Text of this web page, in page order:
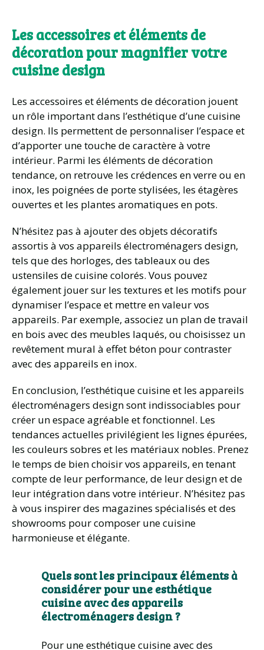
Les accessoires et éléments de
décoration pour magnifier votre
cuisine design
Les accessoires et éléments de décoration jouent
un rôle important dans l’esthétique d’une cuisine
design. Ils permettent de personnaliser l’espace et
d’apporter une touche de caractère à votre
intérieur. Parmi les éléments de décoration
tendance, on retrouve les crédences en verre ou en
inox, les poignées de porte stylisées, les étagères
ouvertes et les plantes aromatiques en pots.
N’hésitez pas à ajouter des objets décoratifs
assortis à vos appareils électroménagers design,
tels que des horloges, des tableaux ou des
ustensiles de cuisine colorés. Vous pouvez
également jouer sur les textures et les motifs pour
dynamiser l’espace et mettre en valeur vos
appareils. Par exemple, associez un plan de travail
en bois avec des meubles laqués, ou choisissez un
revêtement mural à effet béton pour contraster
avec des appareils en inox.
En conclusion, l’esthétique cuisine et les appareils
électroménagers design sont indissociables pour
créer un espace agréable et fonctionnel. Les
tendances actuelles privilégient les lignes épurées,
les couleurs sobres et les matériaux nobles. Prenez
le temps de bien choisir vos appareils, en tenant
compte de leur performance, de leur design et de
leur intégration dans votre intérieur. N’hésitez pas
à vous inspirer des magazines spécialisés et des
showrooms pour composer une cuisine
harmonieuse et élégante.
Quels sont les principaux éléments à
considérer pour une esthétique
cuisine avec des appareils
électroménagers design ?
Pour une esthétique cuisine avec des